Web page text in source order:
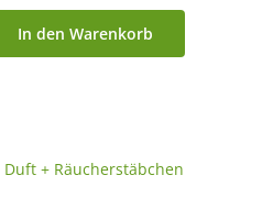
In den Warenkorb
Duft + Räucherstäbchen